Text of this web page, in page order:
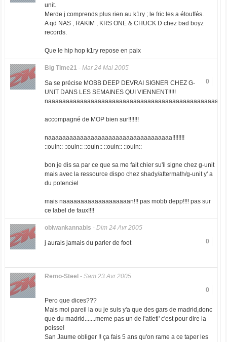
unit.
Merde j comprends plus rien au k1ry ; le fric les a étouffés.
A qd NAS , RAKIM , KRS ONE & CHUCK D chez bad boyz
records.
Que le hip hop k1ry repose en paix
Big Time21- Mar 24 Mai 2005
0
Sa se précise MOBB DEEP DEVRAI SIGNER CHEZ G-
UNIT DANS LES SEMAINES QUI VIENNENT!!!!!
accompagné de MOP bien sur!!!!!!!
naaaaaaaaaaaaaaaaaaaaaaaaaaaaaaaaaaa!!!!!!!!
::ouin:: ::ouin:: ::ouin:: ::ouin:: ::ouin::
bon je dis sa par ce que sa me fait chier su'il signe chez g-unit
mais avec la ressource dispo chez shady/aftermath/g-unit y' a
du potenciel
mais naaaaaaaaaaaaaaaaaaan!!! pas mobb depp!!!! pas sur
ce label de faux!!!!
obiwankannabis - Dim 24 Avr 2005
0
j aurais jamais du parler de foot
Remo-Steel - Sam 23 Avr 2005
0
Pero que dices???
Mais moi pareil la ou je suis y'a que des gars de madrid,donc
que du madrid.......meme pas un de l'atleti' c'est pour dire la
poisse!
San Jaume obliger !! ça fais 5 ans qu'on rame a ce taper les